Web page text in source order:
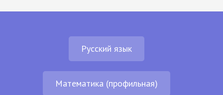
Русский язык
Математика (профильная)